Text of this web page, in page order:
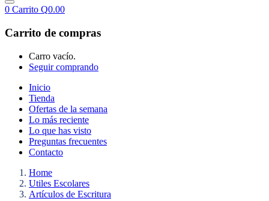
0 Carrito Q0.00
Carrito de compras
Carro vacío.
Seguir comprando
Inicio
Tienda
Ofertas de la semana
Lo más reciente
Lo que has visto
Preguntas frecuentes
Contacto
Home
Utiles Escolares
Artículos de Escritura